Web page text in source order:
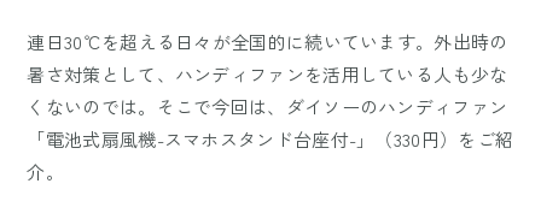
連日30℃を超える日々が全国的に続いています。外出時の
暑さ対策として、ハンディファンを活用している人も少な
くないのでは。そこで今回は、ダイソーのハンディファン
「電池式扇風機-スマホスタンド台座付-」（330円）をご紹
介。